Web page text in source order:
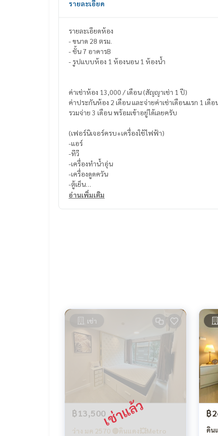
รายละเอียด
รายละเอียดห้อง
- ขนาด 28 ตรม.
- ชั้น 7 อาคารB
- รูปแบบห้อง 1 ห้องนอน 1 ห้องน้ำ
ค่าเช่าห้อง 13,000 / เดือน (สัญญาเช่า 1 ปี)
ค่าประกันห้อง 2 เดือน และจ่ายค่าเช่าเดือนแรก 1 เดือ
รวมจ่าย 3 เดือน พร้อมเข้าอยู่ได้เลยครับ
(เฟอร์นิเจอร์ครบ+เครื่องใช้ไฟฟ้า)
-แอร์
-ทีวี
-เครื่องทำน้ำอุ่น
-เครื่องดูดควัน
-ตู้เย็น
-ไมโครเวฟ
อ่านเพิ่มเติม
เช่า
฿13,500
ว่าง มค 2570 🔴ดินแดง💥Metro
฿
ดิน